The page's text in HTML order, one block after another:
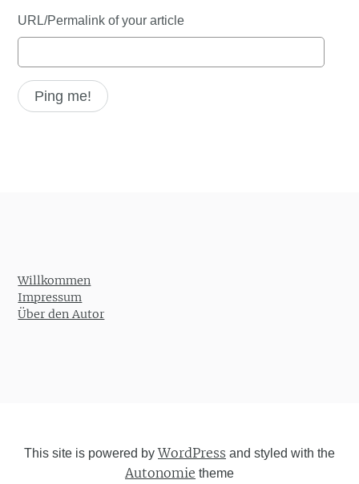
URL/Permalink of your article
Willkommen
Impressum
Über den Autor
This site is powered byWordPress and styled with the
Autonomie theme